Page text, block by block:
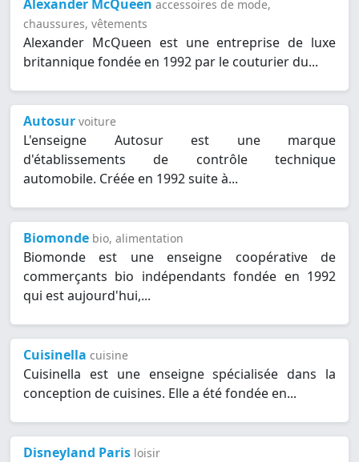
Alexander McQueen accessoires de mode,
chaussures, vêtements
Alexander McQueen est une entreprise de luxe
britannique fondée en 1992 par le couturier du...
Autosur voiture
L'enseigne Autosur est une marque
d'établissements de contrôle technique
automobile. Créée en 1992 suite à...
Biomonde bio, alimentation
Biomonde est une enseigne coopérative de
commerçants bio indépendants fondée en 1992
qui est aujourd'hui,...
Cuisinella cuisine
Cuisinella est une enseigne spécialisée dans la
conception de cuisines. Elle a été fondée en...
Disneyland Paris loisir